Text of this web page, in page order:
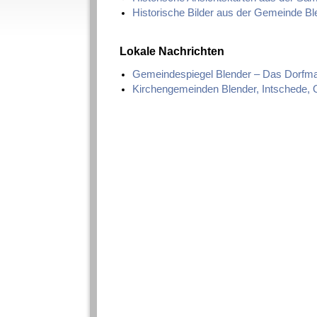
Historische Bilder aus der Gemeinde
Lokale Nachrichten
Gemeindespiegel Blender – Das
Kirchengemeinden Blender, Intschede,